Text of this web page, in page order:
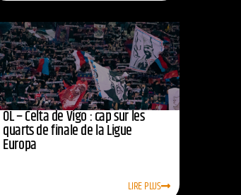
OL – Celta de Vigo : cap sur les
quarts de finale de la Ligue
Europa
LIRE PLUS